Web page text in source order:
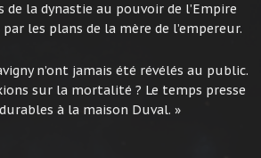
la dynastie au pouvoir de l’Empire
les plans de la mère de l’empereur.
n’ont jamais été révélés au public.
sur la mortalité ? Le temps presse
à la maison Duval. »